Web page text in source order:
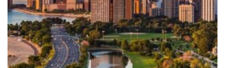
product
page